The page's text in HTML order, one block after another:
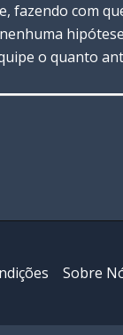
com
o quanto
Sobre